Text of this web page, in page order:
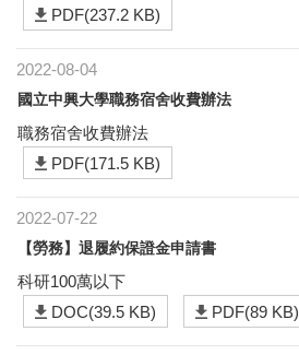
PDF(237.2 KB)
2022-08-04
國立中興大學職務宿舍收費辦法
職務宿舍收費辦法
PDF(171.5 KB)
2022-07-22
【勞務】退履約保證金申請書
科研100萬以下
DOC(39.5 KB)
PDF(89 KB)